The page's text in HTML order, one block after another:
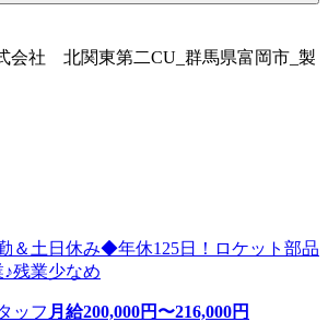
会社 北関東第二CU_群馬県富岡市_製
＆土日休み◆年休125日！ロケット部品
残業少なめ
ッフ 月給200,000円〜216,000円